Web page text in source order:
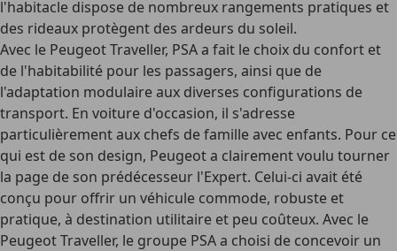
l'habitacle dispose de nombreux rangements pratiques et
des rideaux protègent des ardeurs du soleil.
Avec le Peugeot Traveller, PSA a fait le choix du confort et
de l'habitabilité pour les passagers, ainsi que de
l'adaptation modulaire aux diverses configurations de
transport. En voiture d'occasion, il s'adresse
particulièrement aux chefs de famille avec enfants. Pour ce
qui est de son design, Peugeot a clairement voulu tourner
la page de son prédécesseur l'Expert. Celui-ci avait été
conçu pour offrir un véhicule commode, robuste et
pratique, à destination utilitaire et peu coûteux. Avec le
Peugeot Traveller, le groupe PSA a choisi de concevoir un